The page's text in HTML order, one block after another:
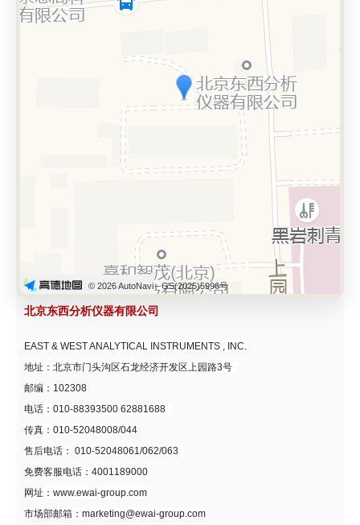
© 2026 AutoNavi- GS(2025)5996号
北京东西分析仪器有限公司
EAST & WEST ANALYTICAL INSTRUMENTS , INC.
地址：北京市门头沟区石龙经济开发区上园路3号
邮编：102308
电话：010-88393500 62881688
传真：010-52048008/044
售后电话： 010-52048061/062/063
免费客服电话：4001189000
网址：www.ewai-group.com
市场部邮箱：marketing@ewai-group.com